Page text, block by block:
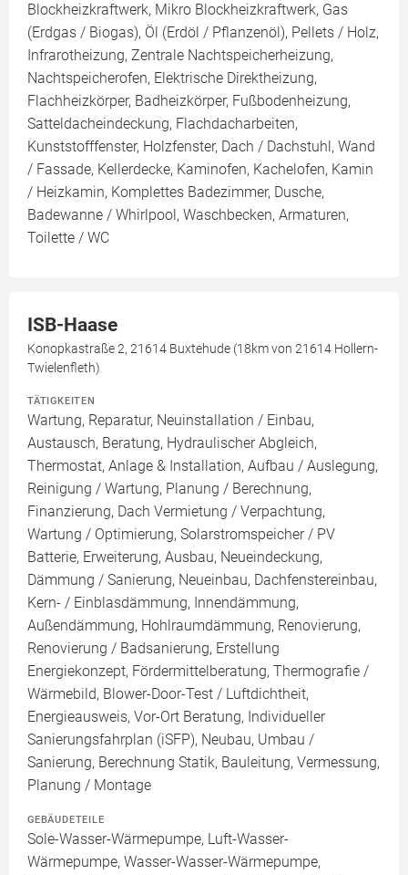
Blockheizkraftwerk, Mikro Blockheizkraftwerk, Gas
(Erdgas / Biogas), Öl (Erdöl / Pflanzenöl), Pellets / Holz,
Infrarotheizung, Zentrale Nachtspeicherheizung,
Nachtspeicherofen, Elektrische Direktheizung,
Flachheizkörper, Badheizkörper, Fußbodenheizung,
Satteldacheindeckung, Flachdacharbeiten,
Kunststofffenster, Holzfenster, Dach / Dachstuhl, Wand
/ Fassade, Kellerdecke, Kaminofen, Kachelofen, Kamin
/ Heizkamin, Komplettes Badezimmer, Dusche,
Badewanne / Whirlpool, Waschbecken, Armaturen,
Toilette / WC
ISB-Haase
Konopkastraße 2, 21614 Buxtehude (18km von 21614 Hollern-
Twielenfleth)
TÄTIGKEITEN
Wartung, Reparatur, Neuinstallation / Einbau,
Austausch, Beratung, Hydraulischer Abgleich,
Thermostat, Anlage & Installation, Aufbau / Auslegung,
Reinigung / Wartung, Planung / Berechnung,
Finanzierung, Dach Vermietung / Verpachtung,
Wartung / Optimierung, Solarstromspeicher / PV
Batterie, Erweiterung, Ausbau, Neueindeckung,
Dämmung / Sanierung, Neueinbau, Dachfenstereinbau,
Kern- / Einblasdämmung, Innendämmung,
Außendämmung, Hohlraumdämmung, Renovierung,
Renovierung / Badsanierung, Erstellung
Energiekonzept, Fördermittelberatung, Thermografie /
Wärmebild, Blower-Door-Test / Luftdichtheit,
Energieausweis, Vor-Ort Beratung, Individueller
Sanierungsfahrplan (iSFP), Neubau, Umbau /
Sanierung, Berechnung Statik, Bauleitung, Vermessung,
Planung / Montage
GEBÄUDETEILE
Sole-Wasser-Wärmepumpe, Luft-Wasser-
Wärmepumpe, Wasser-Wasser-Wärmepumpe,